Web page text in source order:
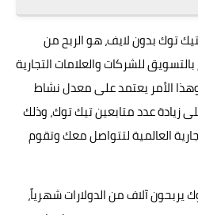
توك بدون لايف، هو الربح من
للشركات والعلامات التجارية
الأمر يعتمد على معدل نشاط
زيادة عدد متابعين تيك توك، وذلك
العالمية لتتواصل معك وتقوم
يربحون آلاف من الدولارات شهرياً،